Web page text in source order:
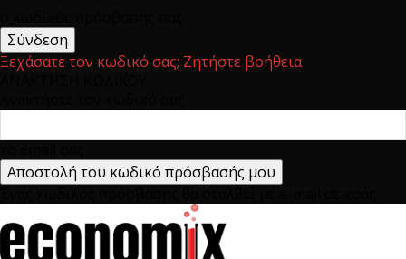
Ξεχάσατε τον κωδικό σας; Ζητήστε βοήθεια